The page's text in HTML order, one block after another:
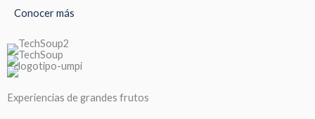
Conocer más
Experiencias de grandes frutos